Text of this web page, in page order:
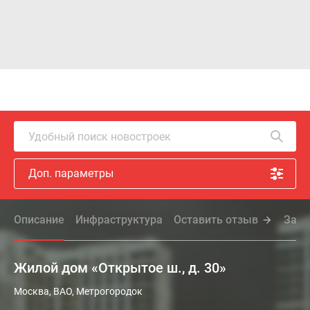
Удобный поиск новостроек
Доп. параметры
Описание Инфраструктура Оставить отзыв
Жилой дом «Открытое ш., д. 30»
Новый
Москва, ВАО, Метрогородок